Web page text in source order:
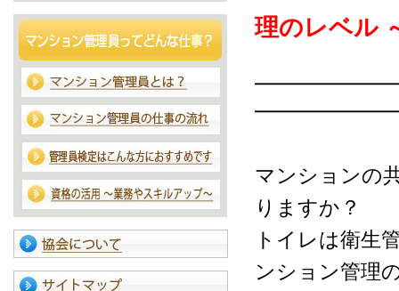
理のレベル
マンションの
りますか？
トイレは衛生
ンション管理